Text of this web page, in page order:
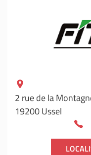
2 rue de la
19200 Ussel